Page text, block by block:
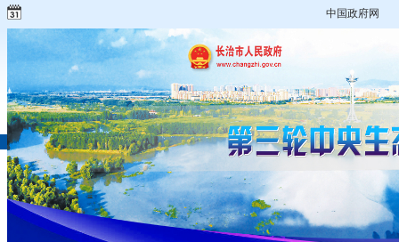
中国政府网